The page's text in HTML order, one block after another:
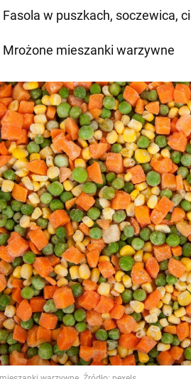
Fasola w puszkach, soczewica,
Mrożone mieszanki warzywne